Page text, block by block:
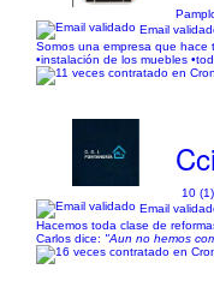
Email
Somos una empresa que hace
•instalación de los muebles
10 (1)
Email
Hacemos toda clase de
Carlos dice: "Aun no hemos